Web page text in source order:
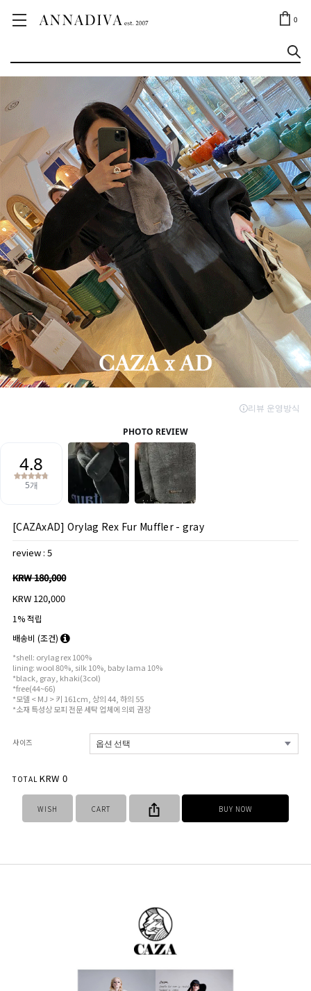
0
ANNA JEWELRY
[CAZAxAD] Orylag Rex Fur Muffler - gray
review : 5
KRW 180,000
KRW 120,000
1% 적립
배송비 (조건)
*shell: orylag rex 100%
lining: wool 80%, silk 10%, baby lama 10%
*black, gray, khaki(3col)
*free(44~66)
*모델 < MJ > 키 161cm, 상의 44, 하의 55
*소재 특성상 모피 전문 세탁 업체에 의뢰 권장
사이즈
TOTAL KRW 0
WISH CART BUY NOW